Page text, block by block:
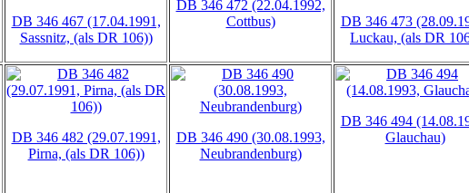
DB 346 467 (17.04.1991,
Sassnitz, (als DR 106))
DB 346 472 (22.04.1992,
Cottbus)
DB 346 473
Luckau, (als DR
DB 346 482 (29.07.1991,
Pirna, (als DR 106))
DB 346 490 (30.08.1993,
Neubrandenburg)
DB 346 494
Glauchau)